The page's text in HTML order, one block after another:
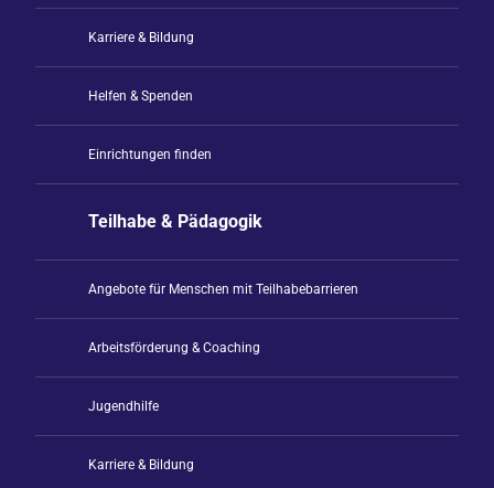
Karriere & Bildung
Helfen & Spenden
Einrichtungen finden
Teilhabe & Pädagogik
Angebote für Menschen mit Teilhabebarrieren
Arbeitsförderung & Coaching
Jugendhilfe
Karriere & Bildung